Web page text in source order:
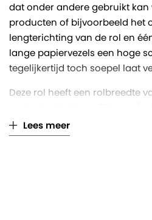
dat onder andere gebruikt
producten of bijvoorbeeld het
lengterichting van de rol en
lange papiervezels een hoge
tegelijkertijd toch soepel laat
Deze rol heeft een rolbreedte
dikker is het papier. Het asgat
leveren de rollen inclusief
Lees meer